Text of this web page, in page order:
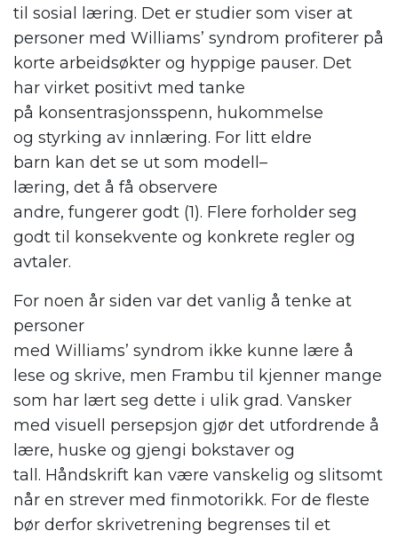
til sosial læring. Det er studier som viser at
personer med Williams’ syndrom profiterer på
korte arbeidsøkter og hyppige pauser. Det
har virket positivt med tanke
på konsentrasjonsspenn, hukommelse
og styrking av innlæring. For litt eldre
barn kan det se ut som modell –
læring, det å få observere
andre, fungerer godt (1). Flere forholder seg
godt til konsekvente og konkrete regler og
avtaler.
For noen år siden var det vanlig å tenke at
personer
med Williams’ syndrom ikke kunne lære å
lese og skrive, men Frambu til
kjenner mange
som har lært seg dette i ulik grad. Vansker
med visuell persepsjon gjør det utfordrende å
lære, huske og gjengi bokstaver og
tall. Håndskrift kan være vanskelig og slitsomt
når en strever med finmotorikk. For de fleste
bør derfor skrivetrening begrenses til et